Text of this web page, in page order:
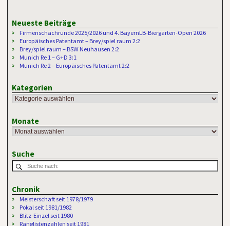
Neueste Beiträge
Firmenschachrunde 2025/2026 und 4. BayernLB-Biergarten-Open 2026
Europäisches Patentamt – Brey/spiel raum 2:2
Brey/spiel raum – BSW Neuhausen 2:2
Munich Re 1 – G+D 3:1
Munich Re 2 – Europäisches Patentamt 2:2
Kategorien
Monate
Suche
Chronik
Meisterschaft seit 1978/1979
Pokal seit 1981/1982
Blitz-Einzel seit 1980
Ranglistenzahlen seit 1981